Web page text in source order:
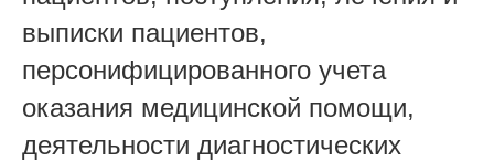
выписки пациентов,
персонифицированного учета
оказания медицинской помощи,
деятельности диагностических